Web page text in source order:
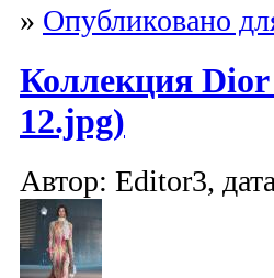
» Опубликовано
Коллекция Dior
12.jpg)
Автор: Editor3,